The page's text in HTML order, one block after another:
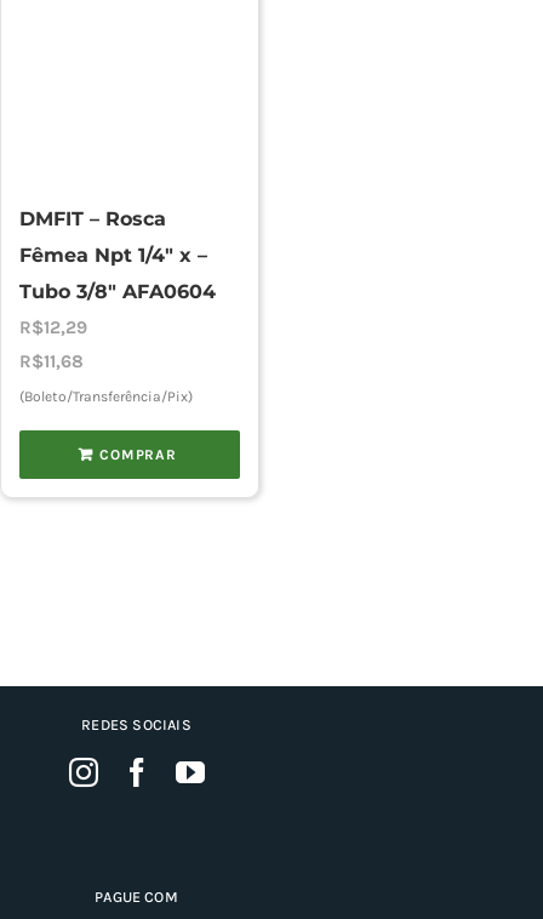
DMFIT – Rosca
Fêmea Npt 1/4″ x –
Tubo 3/8″ AFA0604
R$12,29
R$11,68
(Boleto/Transferência/Pix)
COMPRAR
REDES SOCIAIS
PAGUE COM